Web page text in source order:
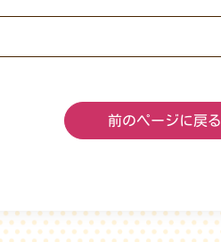
前のページに戻る